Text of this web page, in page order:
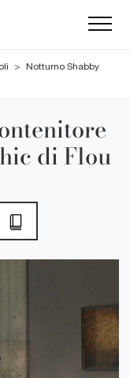
> Notturno Shabby
di Flou